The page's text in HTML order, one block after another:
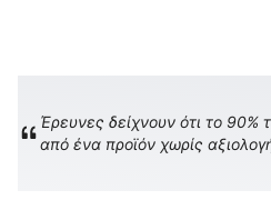
Έρευνες δείχνουν ότι το 90%
από ένα προϊόν χωρίς